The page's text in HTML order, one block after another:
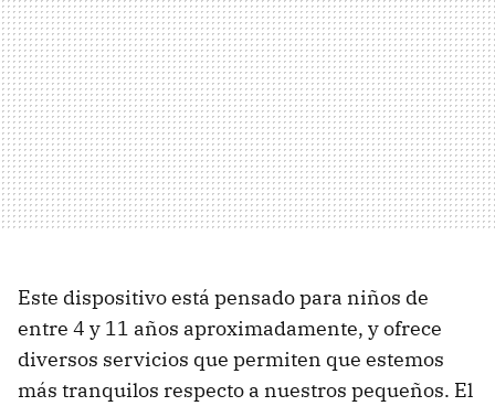
Este dispositivo está pensado para niños de
entre 4 y 11 años aproximadamente, y ofrece
diversos servicios que permiten que estemos
más tranquilos respecto a nuestros pequeños. El